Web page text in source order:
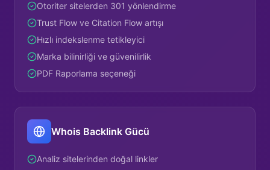
Otoriter sitelerden 301 yönlendirme
Trust Flow ve Citation Flow artışı
Hızlı indekslenme tetikleyici
Marka bilinirliği ve güvenilirlik
PDF Raporlama seçeneği
Whois Backlink Gücü
Analiz sitelerinden doğal linkler